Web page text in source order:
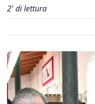
2' di lettura